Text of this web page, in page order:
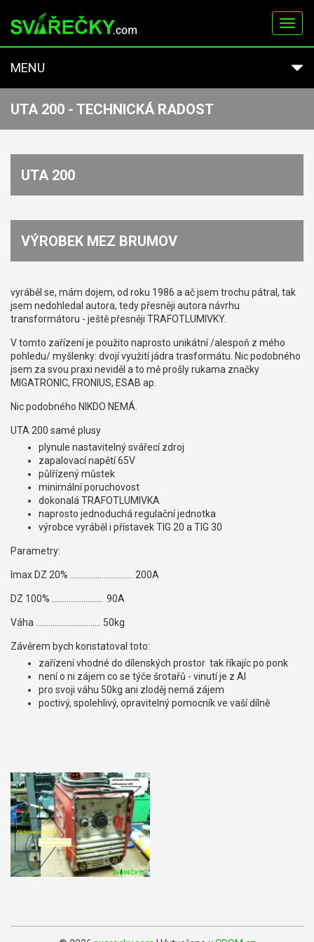
MENU
UTA 200 - TECHNICKÁ RADOST
UTA 200
VÝROBEK MEZ BRUMOV
vyráběl se, mám dojem, od roku 1986 a ač jsem trochu pátral, tak
jsem nedohledal autora, tedy přesněji autora návrhu
transformátoru - ještě přesněji TRAFOTLUMIVKY.
V tomto zařízení je použito naprosto unikátní /alespoň z mého
pohledu/ myšlenky: dvojí využití jádra trasformátu. Nic podobného
jsem za svou praxi neviděl a to mě prošly rukama značky
MIGATRONIC, FRONIUS, ESAB ap.
Nic podobného NIKDO NEMÁ.
UTA 200 samé plusy
plynule nastavitelný svářecí zdroj
zapalovací napětí 65V
půlřízený můstek
minimální poruchovost
dokonalá TRAFOTLUMIVKA
naprosto jednoduchá regulační jednotka
výrobce vyráběl i přístavek TIG 20 a TIG 30
Parametry:
Imax DZ 20% .............................. 200A
DZ 100% ........................ 90A
Váha ............................... 50kg
Závěrem bych konstatoval toto:
zařízení vhodné do dílenských prostor tak říkajíc po ponk
není o ni zájem co se týče šrotařů - vinutí je z Al
pro svoji váhu 50kg ani zloděj nemá zájem
poctivý, spolehlivý, opravitelný pomocník ve vaší dílně